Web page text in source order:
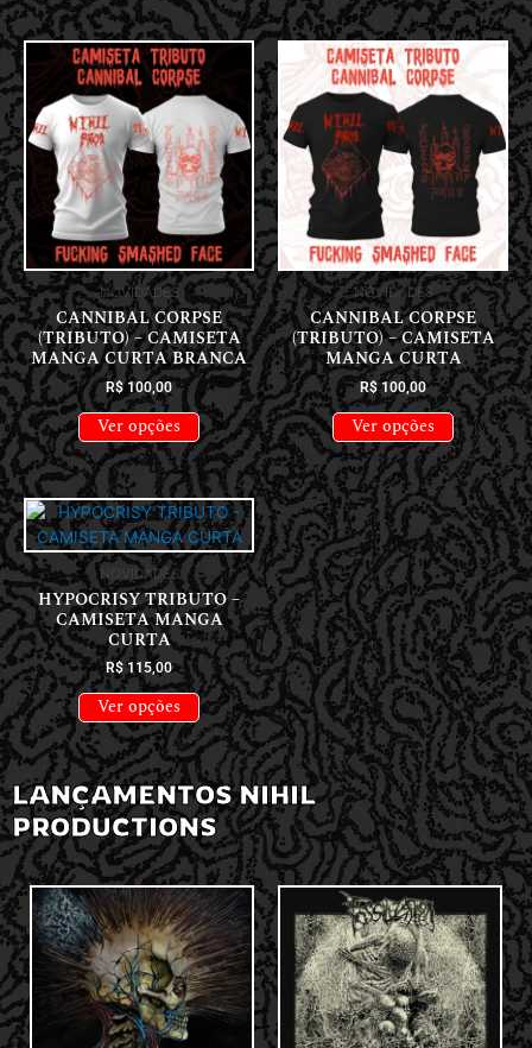
NOVIDADES
CANNIBAL CORPSE
(TRIBUTO) – CAMISETA
MANGA CURTA BRANCA
R$100,00
Ver opções
NOVIDADES
CANNIBAL CORPSE
(TRIBUTO) – CAMISETA
MANGA CURTA
R$100,00
Ver opções
NOVIDADES
HYPOCRISY TRIBUTO –
CAMISETA MANGA
CURTA
R$115,00
Ver opções
LANÇAMENTOS NIHIL
PRODUCTIONS